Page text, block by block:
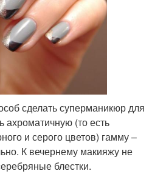
сделать суперманикюр для
(то есть
и серого цветов) гамму –
К вечернему макияжу не
блестки.